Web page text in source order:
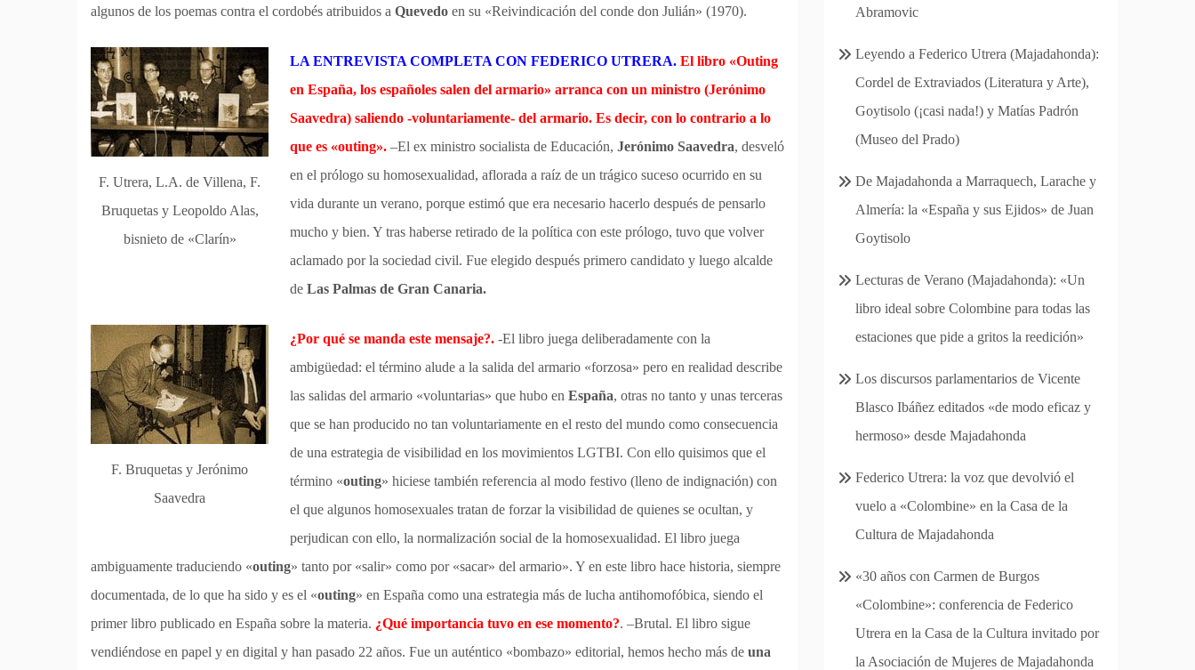
algunos de los poemas contra el cordobés atribuidos a Quevedo en su «Reivindicación del conde don Julián» (1970).
F. Utrera, L.A. de Villena, F.
Bruquetas y Leopoldo Alas,
bisnieto de «Clarín»
LA ENTREVISTA COMPLETA CON FEDERICO UTRERA. El libro «Outing
en España, los españoles salen del armario» arranca con un ministro (Jerónimo
Saavedra) saliendo -voluntariamente- del armario. Es decir, con lo contrario a lo
que es «outing». –El ex ministro socialista de Educación, Jerónimo Saavedra, desveló
en el prólogo su homosexualidad, aflorada a raíz de un trágico suceso ocurrido en su
vida durante un verano, porque estimó que era necesario hacerlo después de pensarlo
mucho y bien. Y tras haberse retirado de la política con este prólogo, tuvo que volver
aclamado por la sociedad civil. Fue elegido después primero candidato y luego alcalde
de Las Palmas de Gran Canaria.
F. Bruquetas y Jerónimo
Saavedra
¿Por qué se manda este mensaje?. -El libro juega deliberadamente con la
ambigüedad: el término alude a la salida del armario «forzosa» pero en realidad describe
las salidas del armario «voluntarias» que hubo en España, otras no tanto y unas terceras
que se han producido no tan voluntariamente en el resto del mundo como consecuencia
de una estrategia de visibilidad en los movimientos LGTBI. Con ello quisimos que el
término «outing» hiciese también referencia al modo festivo (lleno de indignación) con
el que algunos homosexuales tratan de forzar la visibilidad de quienes se ocultan, y
perjudican con ello, la normalización social de la homosexualidad. El libro juega
ambiguamente traduciendo «outing» tanto por «salir» como por «sacar» del armario». Y en este libro hace historia, siempre
documentada, de lo que ha sido y es el «outing» en España como una estrategia más de lucha antihomofóbica, siendo el
primer libro publicado en España sobre la materia. ¿Qué importancia tuvo en ese momento?. –Brutal. El libro sigue
vendiéndose en papel y en digital y han pasado 22 años. Fue un auténtico «bombazo» editorial, hemos hecho más de una
Abramovic
Leyendo a Federico Utrera (Majadahonda):
Cordel de Extraviados (Literatura y Arte),
Goytisolo (¡casi nada!) y Matías Padrón
(Museo del Prado)
De Majadahonda a Marraquech, Larache y
Almería: la «España y sus Ejidos» de Juan
Goytisolo
Lecturas de Verano (Majadahonda): «Un
libro ideal sobre Colombine para todas las
estaciones que pide a gritos la reedición»
Los discursos parlamentarios de Vicente
Blasco Ibáñez editados «de modo eficaz y
hermoso» desde Majadahonda
Federico Utrera: la voz que devolvió el
vuelo a «Colombine» en la Casa de la
Cultura de Majadahonda
«30 años con Carmen de Burgos
«Colombine»: conferencia de Federico
Utrera en la Casa de la Cultura invitado por
la Asociación de Mujeres de Majadahonda